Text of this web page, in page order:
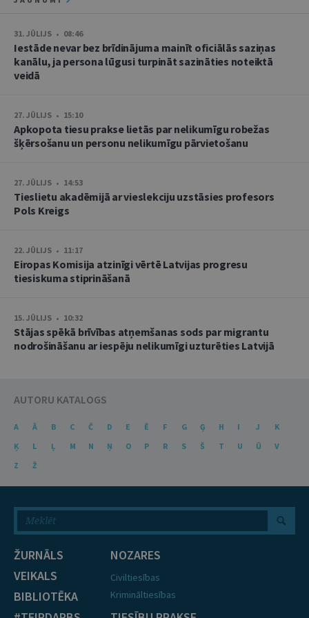
31. JŪLIJS • 08:46
Iestāde nevar bez brīdinājuma mainīt oficiālās saziņas
kanālu, ja persona lūgusi turpināt sazināties noteiktā
veidā
27. JŪLIJS • 15:10
Apkopota tiesu prakse lietās par nelikumīgu robežas
šķērsošanu un personu nelikumīgu pārvietošanu
27. JŪLIJS • 14:53
Tieslietu akadēmijā ar vieslekciju uzstāsies profesors
Pols Kreigs
22. JŪLIJS • 11:17
Eiropas Komisija atzinīgi vērtē Latvijas progresu
tiesiskuma stiprināšanā
15. JŪLIJS • 10:32
Stājas spēkā brīvības atņemšanas sods par migrantu
nodrošināšanu ar iespēju nelikumīgi uzturēties Latvijā
AUTORU KATALOGS
A Ā B C Č D E Ē F G Ģ H I J
K
Ķ
L Ļ M N Ņ O P R S Š T U Ū
V
Z
Ž
ŽURNĀLS
VEIKALS
BIBLIOTĒKA
NOZARES
Civiltiesības
Krimināltiesības